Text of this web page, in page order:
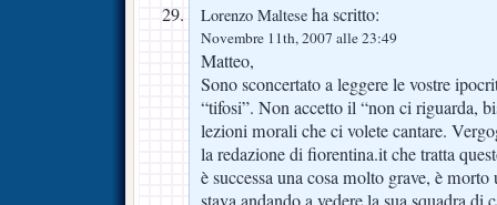
Lorenzo Maltese ha scritto:
Novembre 11th, 2007 alle 23:49
Matteo,
Sono sconcertato a leggere le vostre
“tifosi”. Non accetto il “non ci riguarda,
lezioni morali che ci volete cantare.
la redazione di fiorentina.it che tratta
è successa una cosa molto grave, è